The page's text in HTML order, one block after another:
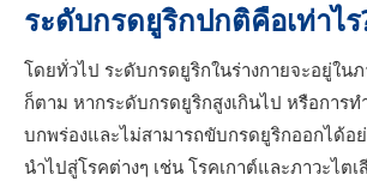
ระดับกรดยูริกปกติคือเท่าไร
โดยทั่วไป ระดับกรดยูริกในร่างกายจะอยู่ใน
ก็ตาม หากระดับกรดยูริกสูงเกินไป หรือการท
บกพร่องและไม่สามารถขับกรดยูริกออกได้อ
นำไปสู่โรคต่างๆ เช่น โรคเกาต์และภาวะไต